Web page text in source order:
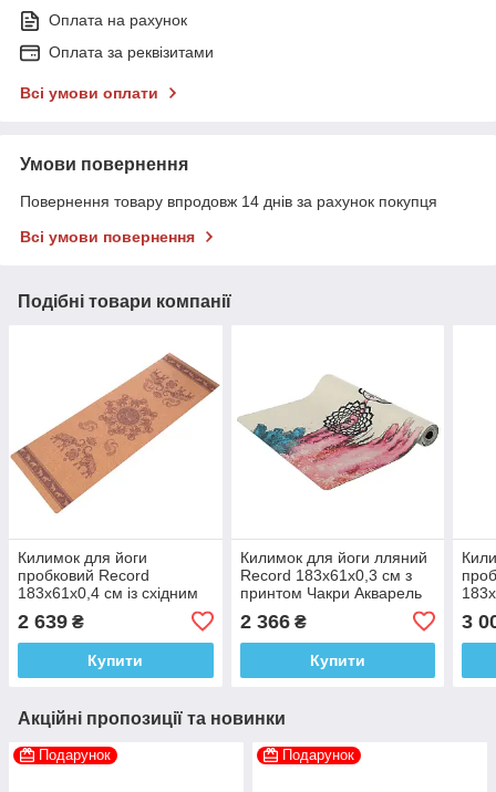
Оплата на рахунок
Оплата за реквізитами
Всі умови оплати
Умови повернення
Повернення товару впродовж 14 днів за рахунок покупця
Всі умови повернення
Подібні товари компанії
Килимок для йоги
пробковий Record
183x61x0,4 см із східним
2 639 ₴
Купити
Килимок для йоги лляний
Record 183x61x0,3 см з
принтом Чакри Акварель
2 366₴
Купити
3
Акційні пропозиції та новинки
Подарунок Подарунок